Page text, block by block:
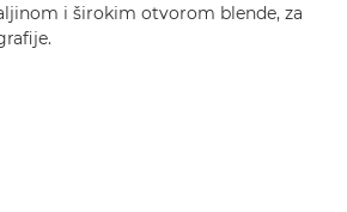
i širokim otvorom blende, za